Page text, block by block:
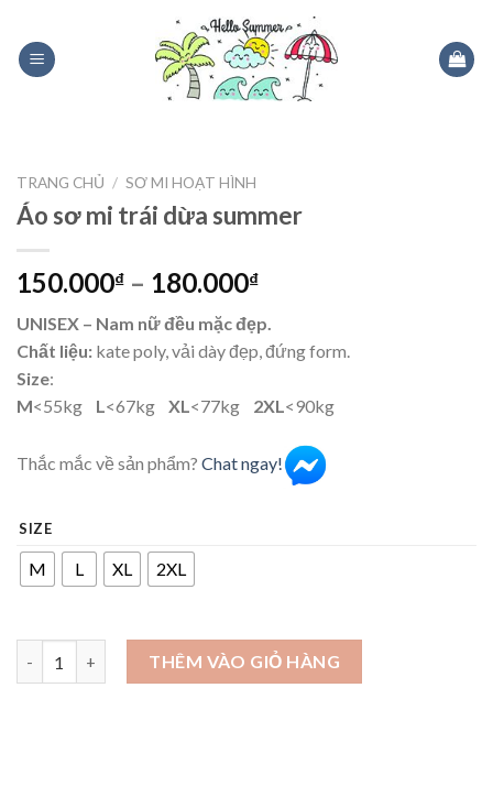
content
TRANG CHỦ / SƠ MI HOẠT HÌNH
Áo sơ mi trái dừa summer
150.000₫ – 180.000₫
UNISEX – Nam nữ đều mặc đẹp.
Chất liệu: kate poly, vải dày đẹp, đứng form.
Size:
M<55kg L <67kg XL <77kg 2XL <90kg
Thắc mắc về sản phẩm? Chat ngay!
SIZE
M L XL 2XL
Áo sơ mi trái dừa summer số lượng
THÊM VÀO GIỎ HÀNG